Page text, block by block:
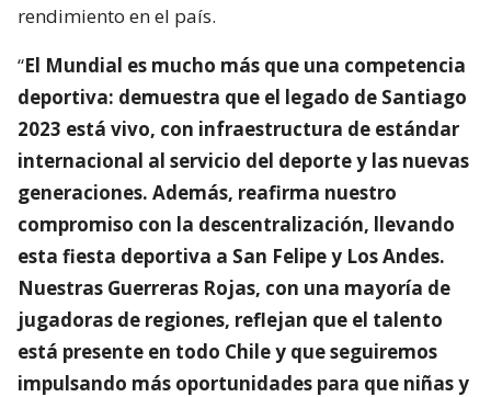
rendimiento en el país.
“El Mundial es mucho más que una competencia
deportiva: demuestra que el legado de Santiago
2023 está vivo, con infraestructura de estándar
internacional al servicio del deporte y las nuevas
generaciones. Además, reafirma nuestro
compromiso con la descentralización, llevando
esta fiesta deportiva a San Felipe y Los Andes.
Nuestras Guerreras Rojas, con una mayoría de
jugadoras de regiones, reflejan que el talento
está presente en todo Chile y que seguiremos
impulsando más oportunidades para que niñas y